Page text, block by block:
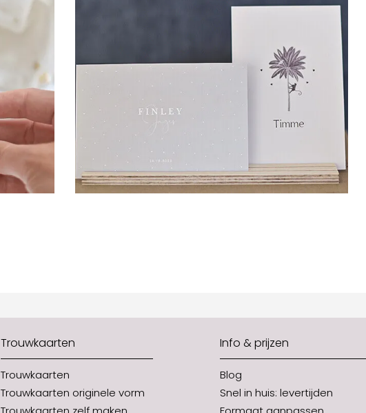
Trouwkaarten
Trouwkaarten
Trouwkaarten originele vorm
Info & prijzen
Blog
Snel in huis: levertijden